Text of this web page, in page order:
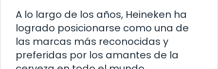
A lo largo de los años, Heineken ha
logrado posicionarse como una de
las marcas más reconocidas y
preferidas por los amantes de la